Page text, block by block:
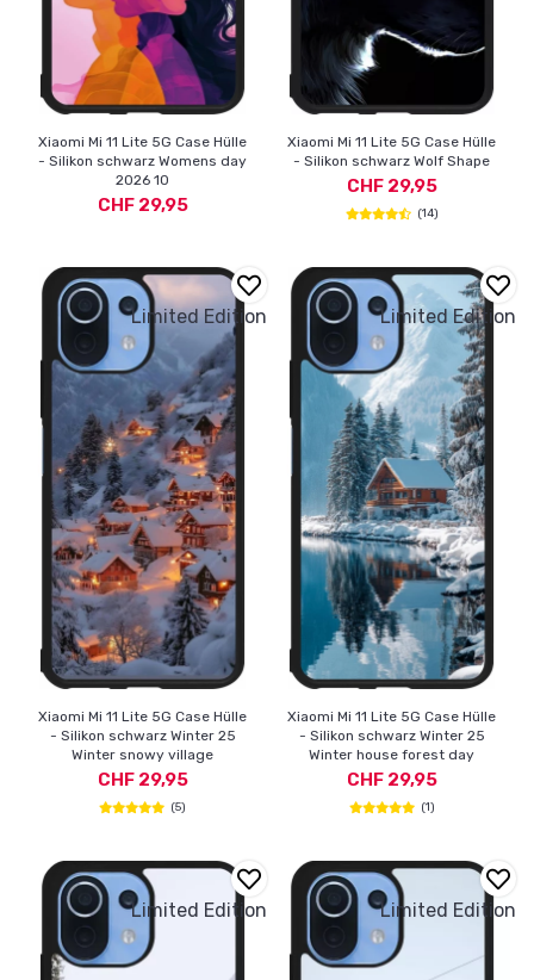
Xiaomi Mi 11 Lite 5G Case Hülle
- Silikon schwarz Womens day
2026 10
CHF 29,95
Xiaomi Mi 11 Lite 5G Case Hülle
- Silikon schwarz Wolf Shape
CHF 29,95
(14)
Xiaomi Mi 11 Lite 5G Case Hülle
- Silikon schwarz Winter 25
Winter snowy village
CHF 29,95
(5)
Limited Edition
Xiaomi Mi 11 Lite 5G Case Hülle
- Silikon schwarz Winter 25
Winter house forest day
CHF 29,95
(1)
Limited Edition
Limited Edition Limited Edition